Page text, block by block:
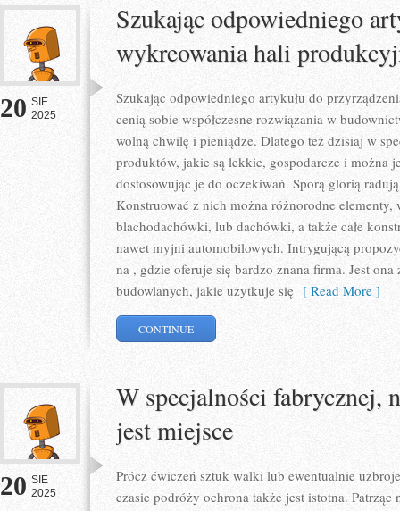
20 SIE
2025
Szukając odpowiedniego
wykreowania hali
Szukając odpowiedniego artykułu do
cenią sobie współczesne rozwiązania w
wolną chwilę i pieniądze. Dlatego też dzisiaj w
produktów, jakie są lekkie, gospodarcze i można
dostosowując je do oczekiwań. Sporą glorią
Konstruować z nich można różnorodne
blachodachówki, lub dachówki, a także całe
nawet myjni automobilowych. Intrygującą
na , gdzie oferuje się bardzo znana firma. Jest
budowlanych, jakie użytkuje się [ Read More ]
CONTINUE
20 SIE
2025
W specjalności fabrycznej,
jest miejsce
Prócz ćwiczeń sztuk walki lub ewentualnie
czasie podróży ochrona także jest istotna.